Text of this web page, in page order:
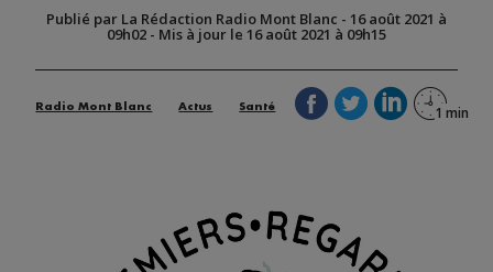
Publié par La Rédaction Radio Mont Blanc - 16 août 2021 à
09h02 - Mis à jour le 16 août 2021 à 09h15
Radio Mont Blanc Actus Santé